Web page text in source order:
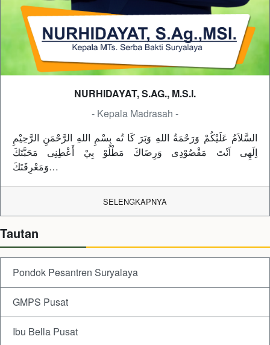
NURHIDAYAT, S.AG., M.S.I.
- Kepala Madrasah -
السَّلاَمُ عَلَيْكُمْ وَرَحْمَةُ اللهِ وَبَرَ كَا تُه بِسْمِ اللهِ الرَّحْمَنِ الرَّحِيْمِ
اِلَهِى اَنْتَ مَقْصُوْدِى وَرِضَاكَ مَطْلُوْ بِيْ أَعْطِنِى مَحَبَّتَكَ
وَمَعْرِفَتَكَ…
SELENGKAPNYA
Tautan
Pondok Pesantren Suryalaya
GMPS Pusat
Ibu Bella Pusat